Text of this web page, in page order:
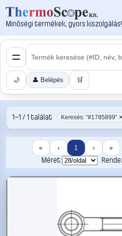
Minőségi termékek, gyors kiszolgálás!
🌙 👤 Belépés 🛒
1–1 / 1 találat Keresés: “#1785899”
« ‹ 1 › »
Méret: